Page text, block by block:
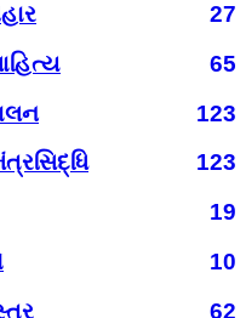
27
65
123
123
19
10
62